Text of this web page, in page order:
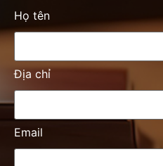
Họ tên
Địa chỉ
Email